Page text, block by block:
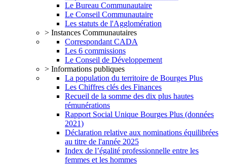
Le Bureau Communautaire
Le Conseil Communautaire
Les statuts de l'Agglomération
> Instances Communautaires
Correspondant CADA
Les 6 commissions
Le Conseil de Développement
> Informations publiques
La population du territoire de Bourges Plus
Les Chiffres clés des Finances
Recueil de la somme des dix plus hautes
rémunérations
Rapport Social Unique Bourges Plus (données
2021)
Déclaration relative aux nominations équilibrées
au titre de l'année 2025
Index de l’égalité professionnelle entre les
femmes et les hommes